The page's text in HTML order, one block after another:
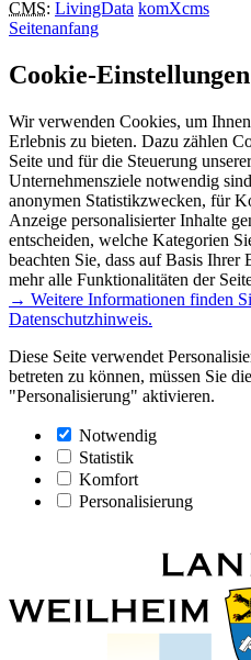
CMS: LivingData komXcms
Seitenanfang
Cookie-Einstellungen
Wir verwenden Cookies, um
Erlebnis zu bieten. Dazu zählen
Seite und für die Steuerung
Unternehmensziele notwendig
anonymen Statistikzwecken, für
Anzeige personalisierter Inhalte
entscheiden, welche Kategorien
beachten Sie, dass auf Basis
mehr alle Funktionalitäten der
→ Weitere Informationen finden
Datenschutzhinweis.
Diese Seite verwendet
betreten zu können, müssen Sie
"Personalisierung" aktivieren.
Notwendig
Statistik
Komfort
Personalisierung